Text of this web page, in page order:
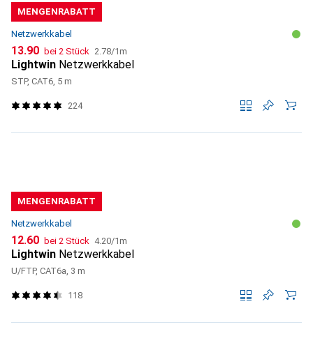
MENGENRABATT
Netzwerkkabel
CHF
13.90 bei 2 Stück CHF
2.78/1m
Lightwin Netzwerkkabel
STP, CAT6, 5 m
224
MENGENRABATT
Netzwerkkabel
CHF
12.60 bei 2 Stück CHF
4.20/1m
Lightwin Netzwerkkabel
U/FTP, CAT6a, 3 m
118